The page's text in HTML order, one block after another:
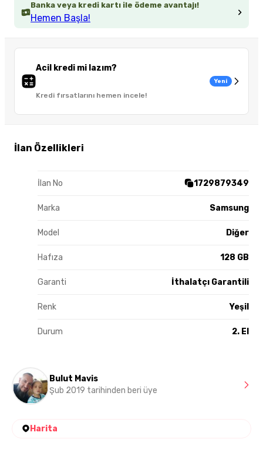
Banka veya kredi kartı ile ödeme avantajı!
Hemen Başla!
Acil kredi mi lazım?
Kredi fırsatlarını hemen incele!
Yeni
İlan Özellikleri
İlan No 1729879349
Marka Samsung
Model Diğer
Hafıza 128 GB
Garanti İthalatçı Garantili
Renk Yeşil
Durum 2. El
Bulut Mavis
Şub 2019 tarihinden beri üye
Harita